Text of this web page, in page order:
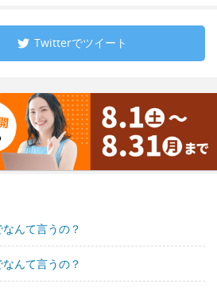
Twitterでツイート
んて言うの？
んて言うの？